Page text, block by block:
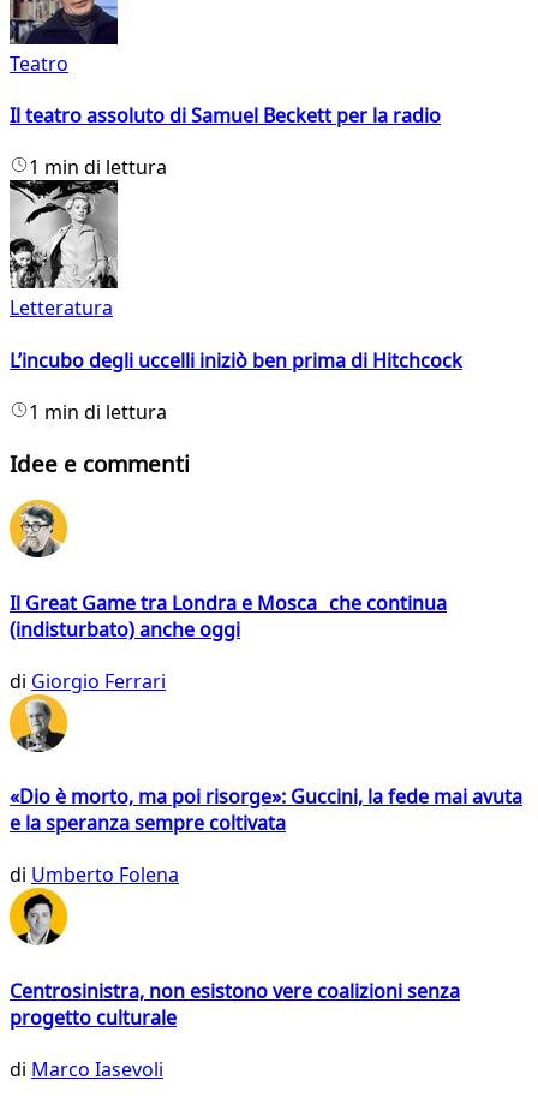
Teatro
Il teatro assoluto di Samuel Beckett per la radio
1 min di lettura
Letteratura
L’incubo degli uccelli iniziò ben prima di Hitchcock
1 min di lettura
Idee e commenti
Il Great Game tra Londra e Mosca che continua
(indisturbato) anche oggi
di Giorgio Ferrari
«Dio è morto, ma poi risorge»: Guccini, la fede mai avuta
e la speranza sempre coltivata
di Umberto Folena
Centrosinistra, non esistono vere coalizioni senza
progetto culturale
di Marco Iasevoli